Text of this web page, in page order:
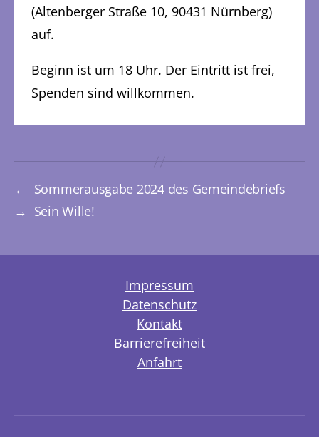
(Altenberger Straße 10, 90431 Nürnberg)
auf.
Beginn ist um 18 Uhr. Der Eintritt ist frei,
Spenden sind willkommen.
← Sommerausgabe 2024 des Gemeindebriefs
→
Sein Wille!
Impressum
Datenschutz
Kontakt
Barrierefreiheit
Anfahrt